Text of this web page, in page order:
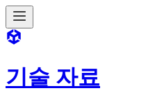
기술 자료